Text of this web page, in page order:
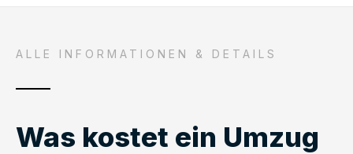
ALLE INFORMATIONEN & DETAILS
Was kostet ein Umzug